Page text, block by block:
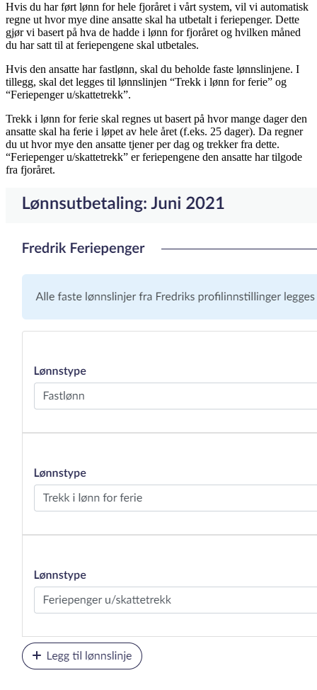
Hvis du har ført lønn for hele fjoråret i vårt system, vil vi automatisk
regne ut hvor mye dine ansatte skal ha utbetalt i feriepenger. Dette
gjør vi basert på hva de hadde i lønn for fjoråret og hvilken måned
du har satt til at feriepengene skal utbetales.
Hvis den ansatte har fastlønn, skal du beholde faste lønnslinjene. I
tillegg, skal det legges til lønnslinjen “Trekk i lønn for ferie” og
“Feriepenger u/skattetrekk”.
Trekk i lønn for ferie skal regnes ut basert på hvor mange dager den
ansatte skal ha ferie i løpet av hele året (f.eks. 25 dager). Da regner
du ut hvor mye den ansatte tjener per dag og trekker fra dette.
“Feriepenger u/skattetrekk” er feriepengene den ansatte har tilgode
fra fjoråret.